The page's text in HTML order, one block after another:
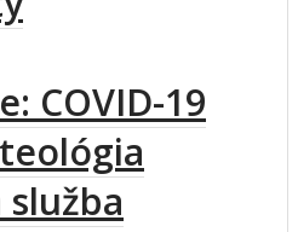
COVID-19
služba